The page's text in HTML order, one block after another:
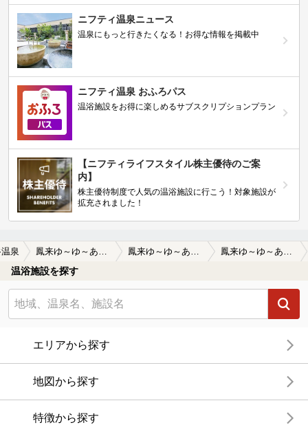
ニフティ温泉ニュース
温泉にもっと行きたくなる！お得な情報を掲載中
ニフティ温泉 おふろパス
温浴施設をお得に楽しめるサブスクリプションプラン
【ニフティライフスタイル株主優待のご案
内】
株主優待制度で人気の温浴施設に行こう！対象施設が
拡充されました！
泉 鳳来ゆ～ゆ～ありいな 鳳来ゆ～ゆ～ありいなの口コミ一覧 鳳来ゆ～ゆ～ありいなの口コミ 広々していて良いです！
温浴施設を探す
エリアから探す
地図から探す
特徴から探す